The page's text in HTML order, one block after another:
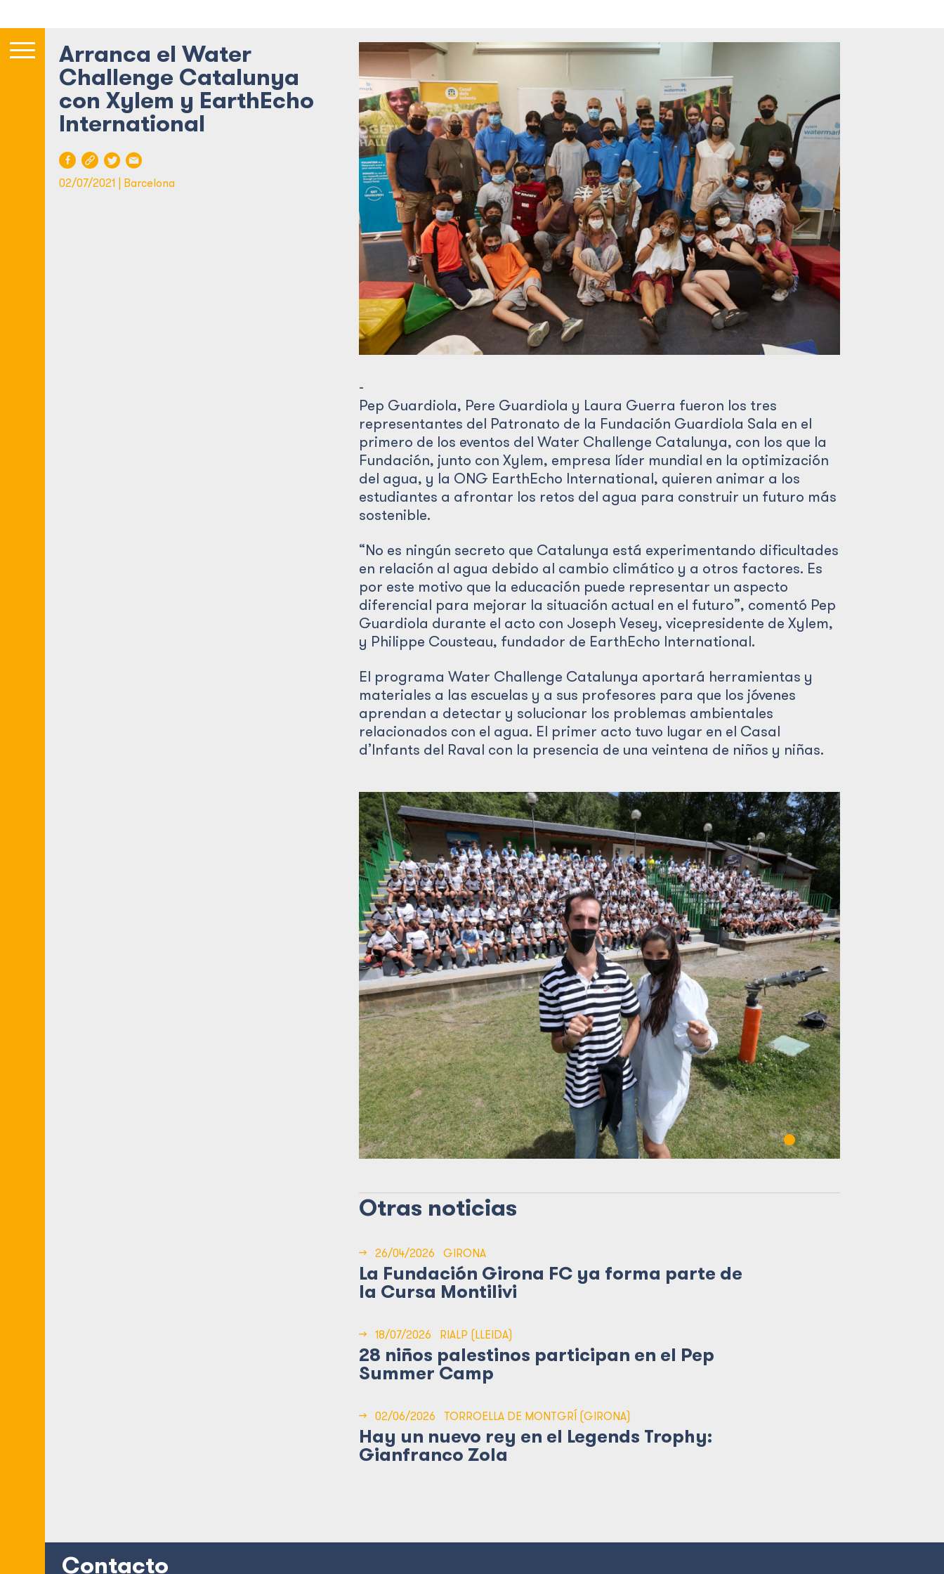
Arranca el Water
Challenge Catalunya
con Xylem y EarthEcho
International
02/07/2021 | Barcelona
-
Pep Guardiola, Pere Guardiola y Laura Guerra fueron los tres
representantes del Patronato de la Fundación Guardiola Sala en el
primero de los eventos del Water Challenge Catalunya, con los que la
Fundación, junto con Xylem, empresa líder mundial en la optimización
del agua, y la ONG EarthEcho International, quieren animar a los
estudiantes a afrontar los retos del agua para construir un futuro más
sostenible.
“No es ningún secreto que Catalunya está experimentando dificultades
en relación al agua debido al cambio climático y a otros factores. Es
por este motivo que la educación puede representar un aspecto
diferencial para mejorar la situación actual en el futuro”, comentó Pep
Guardiola durante el acto con Joseph Vesey, vicepresidente de Xylem,
y Philippe Cousteau, fundador de EarthEcho International.
El programa Water Challenge Catalunya aportará herramientas y
materiales a las escuelas y a sus profesores para que los jóvenes
aprendan a detectar y solucionar los problemas ambientales
relacionados con el agua. El primer acto tuvo lugar en el Casal
d’Infants del Raval con la presencia de una veintena de niños y niñas.
Otras noticias
→ 26/04/2026 GIRONA
La Fundación Girona FC ya forma parte de
la Cursa Montilivi
→ 18/07/2026 RIALP (LLEIDA)
28 niños palestinos participan en el Pep
Summer Camp
→ 02/06/2026 TORROELLA DE MONTGRÍ (GIRONA)
Hay un nuevo rey en el Legends Trophy:
Gianfranco Zola
Contacto